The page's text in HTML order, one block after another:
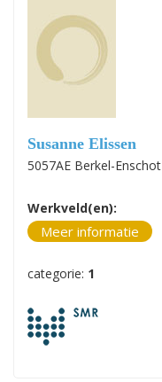
Susanne Elissen
5057AE Berkel-Enschot
Werkveld(en):
Meer informatie
categorie: 1